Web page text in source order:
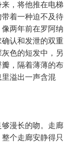
，将他推在电梯
着一种迫不及待
两年前在罗阿纳
认和发泄的双重
色的短发中，另
，隔着薄薄的布
溢出一声含混
漫长的吻。走廊
个走廊安静得只